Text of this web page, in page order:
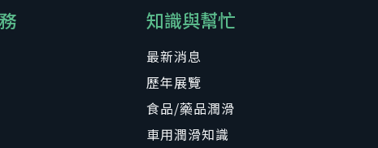
知識與幫忙
最新消息
歷年展覽
食品/藥品潤滑
車用潤滑知識